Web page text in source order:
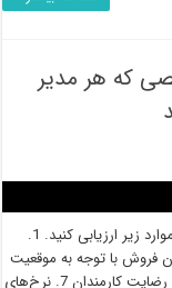
فروش: 10 شاخصی که هر مدیر
شاخص های عملکرد فروش برای مدیران را با استفاده از موارد زیر ارزیابی کنید. 1.
جدید 2. نرخ جذب مشتری 3. میزان فروش با توجه به موقعیت
مکانی 4. قیمت‌گذاری رقبا 5. مشارکت مشتریان فعلی 6. رضایت کارمندان 7. نرخ‌های